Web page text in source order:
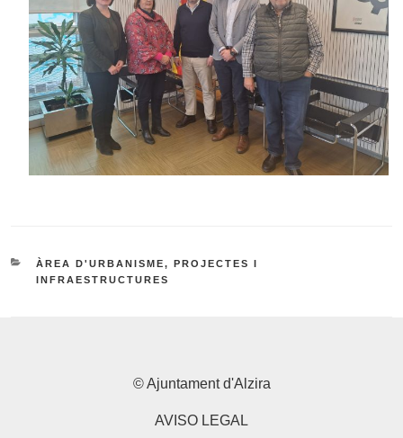
CATEGORIES
ÀREA D'URBANISME, PROJECTES I
INFRAESTRUCTURES
© Ajuntament d'Alzira
AVISO LEGAL